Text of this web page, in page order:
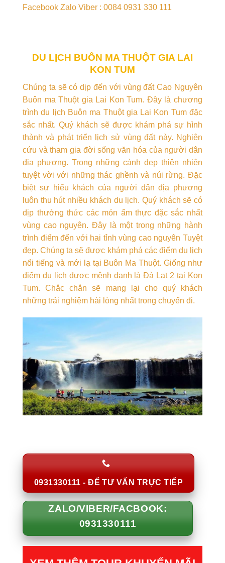
Facebook Zalo Viber : 0084 0931 330 111
DU LỊCH BUÔN MA THUỘT GIA LAI
KON TUM
Chúng ta sẽ có dịp đến với vùng đất Cao Nguyên
Buôn ma Thuột gia Lai Kon Tum. Đây là chương
trình du lịch Buôn ma Thuột gia Lai Kon Tum đặc
sắc nhất. Quý khách sẽ được khám phá sự hình
thành và phát triển lịch sử vùng đất này. Nghiên
cứu và tham gia đời sống văn hóa của người dân
địa phương. Trong những cảnh đẹp thiên nhiên
tuyệt vời với những thác ghềnh và núi rừng. Đặc
biệt sự hiếu khách của người dân địa phương
luôn thu hút nhiều khách du lịch. Quý khách sẽ có
dịp thưởng thức các món ẩm thực đặc sắc nhất
vùng cao nguyên. Đây là một trong những hành
trình điểm đến với hai tỉnh vùng cao nguyên Tuyệt
đẹp. Chúng ta sẽ được khám phá các điểm du lịch
nổi tiếng và mới lạ tại Buôn Ma Thuột. Giống như
điểm du lịch được mệnh danh là Đà Lạt 2 tại Kon
Tum. Chắc chắn sẽ mang lại cho quý khách
những trải nghiệm hài lòng nhất trong chuyến đi.
0931330111 - ĐỂ TƯ VẤN TRỰC TIẾP
ZALO/VIBER/FACBOOK:
0931330111